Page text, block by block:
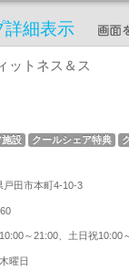
詳細表示
ットネス＆ス
施設 クールシェア特典
戸田市本町4-10-3
～21:00、土日祝10:00
曜日